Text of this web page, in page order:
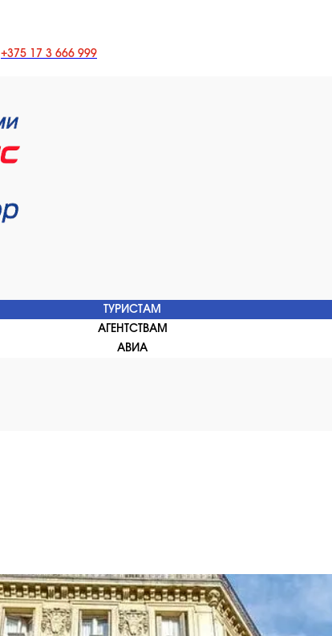
+375 17 3 666 999
ТУРИСТАМ
АГЕНТСТВАМ
АВИА